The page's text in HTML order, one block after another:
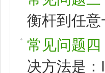
衡杆到任意
常见问题四
决方法是